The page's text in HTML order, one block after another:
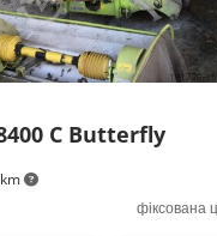
C Butterfly
фіксована